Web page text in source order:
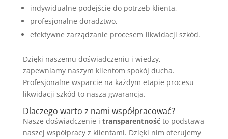
indywidualne podejście do potrzeb klienta,
profesjonalne doradztwo,
efektywne zarządzanie procesem likwidacji szkód.
Dzięki naszemu doświadczeniu i wiedzy,
zapewniamy naszym klientom spokój ducha.
Profesjonalne wsparcie na każdym etapie procesu
likwidacji szkód to nasza gwarancja.
Dlaczego warto z nami współpracować?
Nasze doświadczenie i transparentnośćto podstawa
naszej współpracy z klientami. Dzięki nim oferujemy